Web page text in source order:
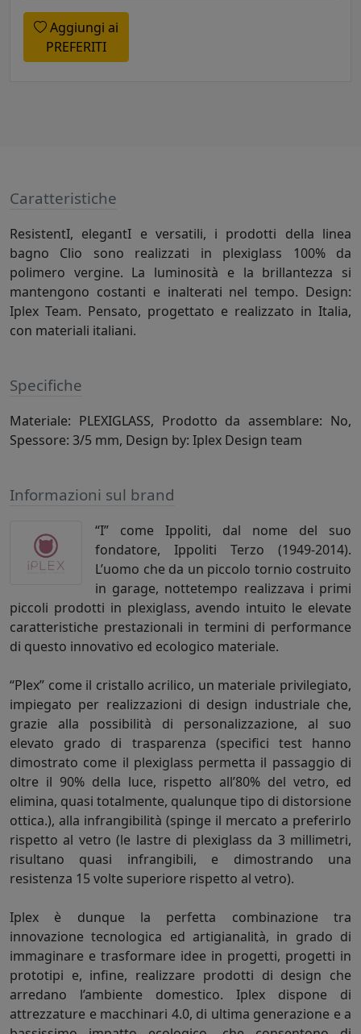
Aggiungi ai
PREFERITI
Caratteristiche
ResistentI, elegantI e versatili, i prodotti della linea
bagno Clio sono realizzati in plexiglass 100% da
polimero vergine. La luminosità e la brillantezza si
mantengono costanti e inalterati nel tempo. Design:
Iplex Team. Pensato, progettato e realizzato in Italia,
con materiali italiani.
Specifiche
Materiale: PLEXIGLASS, Prodotto da assemblare: No,
Spessore: 3/5 mm, Design by: Iplex Design team
Informazioni sul brand
“I” come Ippoliti, dal nome del suo
fondatore, Ippoliti Terzo (1949-2014).
L’uomo che da un piccolo tornio costruito
in garage, nottetempo realizzava i primi
piccoli prodotti in plexiglass, avendo intuito le elevate
caratteristiche prestazionali in termini di performance
di questo innovativo ed ecologico materiale.
“Plex” come il cristallo acrilico, un materiale privilegiato,
impiegato per realizzazioni di design industriale che,
grazie alla possibilità di personalizzazione, al suo
elevato grado di trasparenza (specifici test hanno
dimostrato come il plexiglass permetta il passaggio di
oltre il 90% della luce, rispetto all’80% del vetro, ed
elimina, quasi totalmente, qualunque tipo di distorsione
ottica.), alla infrangibilità (spinge il mercato a preferirlo
rispetto al vetro (le lastre di plexiglass da 3 millimetri,
risultano quasi infrangibili, e dimostrando una
resistenza 15 volte superiore rispetto al vetro).
Iplex è dunque la perfetta combinazione tra
innovazione tecnologica ed artigianalità, in grado di
immaginare e trasformare idee in progetti, progetti in
prototipi e, infine, realizzare prodotti di design che
arredano l’ambiente domestico. Iplex dispone di
attrezzature e macchinari 4.0, di ultima generazione e a